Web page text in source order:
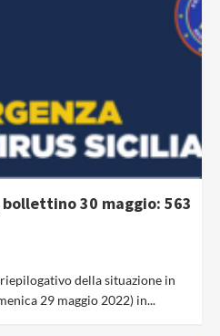
30 maggio: 563
della situazione in
29 maggio 2022) in...